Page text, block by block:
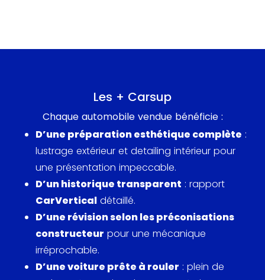
tout à fait convaincantes, abattant le 0 à 100 en
5.10 secondes et atteignant les 300km/h.
Initialement vouée à proposer une alternative plus
« abordable » à la Vanquish, la DB9 finira de
manière non intentionnelle par concurrencer cette
dernière, tant elle affichait une proposition au
moins aussi attrayante, pour un prix plus contenu.
En 2004 la DB9 a dans sa ligne de mire les Porsche
911, Maserati Coupé et Ferrari 612. Probablement pas
la plus luxueuse la plus rapide ou la plus
performante, le véritable atout de cette auto
Les + Carsup
Chaque automobile vendue bénéficie :
D’une préparation esthétique complète :
lustrage extérieur et detailing intérieur pour
une présentation impeccable.
D’un historique transparent : rapport
CarVertical détaillé.
D’une révision selon les préconisations
constructeur pour une mécanique
irréprochable.
D’une voiture prête à rouler : plein de